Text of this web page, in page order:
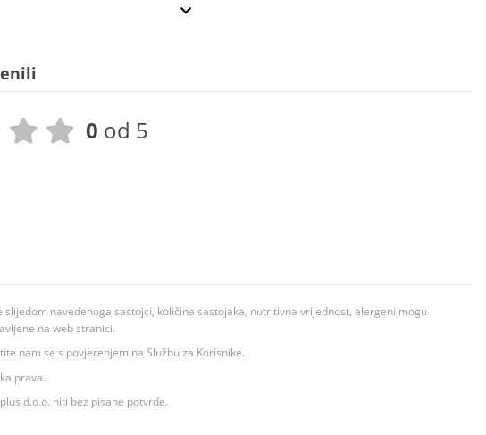
0 od 5
navedenoga sastojci, količina sastojaka, nutritivna vrijednost, alergeni mogu
na web stranici.
nam se s povjerenjem na Službu za Korisnike.
prava.
d.o.o. niti bez pisane potvrde.